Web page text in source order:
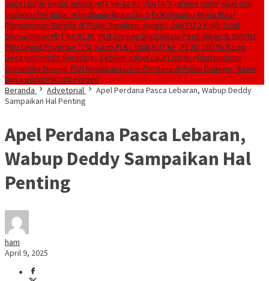
Jaga Listrik Andal Jelang HUT ke-81 RI, PLN UP3 Tahuna Gelar Apel dan
Inspeksi Peralatan Kepulauan Nusa Utara PLN Manado Minta Maaf
Pemadaman Bergilir di Pulau Bunaken, Minggu Dua PLTD Pulih Total
Semarakkan HUT ke 81 RI, PLN Dorong Digitalisasi Pendidikan di SMPN1
Palu Lewat Program TJSLKado PLN untuk HUT ke- 81 RI, 100 % Rasio
Desa Gorontalo Berlistrik, Setelah Kabel Laut Listriki Pulau Dudepo
Gorontalo Terang. PLN Nyalakan Listrik Perdana di Pulau Dudepo, Rasio
Desa Berlistrik 100 Persen
Beranda
Advetorial
Apel Perdana Pasca Lebaran, Wabup Deddy
Sampaikan Hal Penting
Apel Perdana Pasca Lebaran,
Wabup Deddy Sampaikan Hal
Penting
ham
April 9, 2025